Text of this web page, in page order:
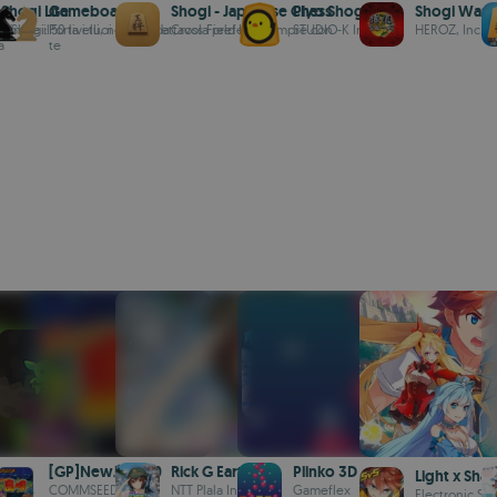
il
Lite
Shogi: 50 livelli, no Internet,
Gameboards
Porta i tuoi giochi da tavola preferiti sempre con
te
Shogi - Japanese Chess
Cross Field Inc.
Piyo Shogi
STUDIO-K Infinity
Shogi Wars
HEROZ, Inc.
[GP]New島唄30
COMMSEED&GREE
Rick G Earth
NTT Plala Inc.
Plinko 3D
Gameflex
Light x